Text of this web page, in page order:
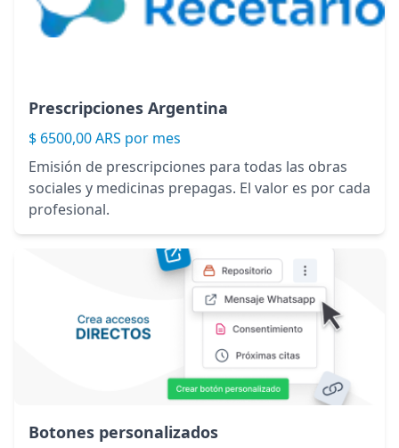
Prescripciones Argentina
$ 6500,00 ARS por mes
Emisión de prescripciones para todas las obras
sociales y medicinas prepagas. El valor es por cada
profesional.
Botones personalizados